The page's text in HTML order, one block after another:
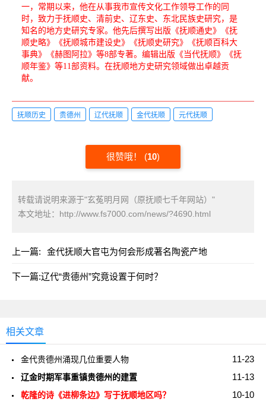
一，常期以来，他在从事我市宣传文化工作领导工作的同
时，致力于抚顺史、清前史、辽东史、东北民族史研究，是
知名的地方史研究专家。他先后撰写出版《抚顺通史》《抚
顺史略》《抚顺城市建设史》《抚顺史研究》《抚顺百科大
事典》《赫图阿拉》等8部专著。编辑出版《当代抚顺》《抚
顺年鉴》等11部资料。在抚顺地方史研究领域做出卓越贡
献。
抚顺历史 贵德州 辽代抚顺 金代抚顺 元代抚顺
很赞哦！ (10)
转载请说明来源于"玄菟明月网（原抚顺七千年网站）"
本文地址： http://www.fs7000.com/news/?4690.html
上一篇: 金代抚顺大官屯为何会形成著名陶瓷产地
下一篇:辽代“贵德州”究竟设置于何时？
相关文章
11-23
金代贵德州涌现几位重要人物
11-13
辽金时期军事重镇贵德州的建置
10-10
乾隆的诗《进柳条边》写于抚顺地区吗？